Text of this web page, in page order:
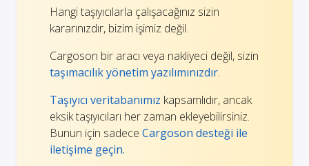
Hangi taşıyıcılarla çalışacağınız sizin
kararınızdır, bizim işimiz değil.
Cargoson bir aracı veya nakliyeci değil, sizin
taşımacılık yönetim yazılımınızdır.
Taşıyıcı veritabanımız kapsamlıdır, ancak
eksik taşıyıcıları her zaman ekleyebilirsiniz.
Bunun için sadece Cargoson desteği ile
iletişime geçin.